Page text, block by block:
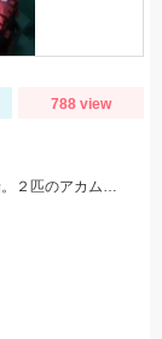
788 view
お客様より情報を頂きました！福田港 博光丸にて出船。２匹のアカムツをゲット！おめでとうございます♪